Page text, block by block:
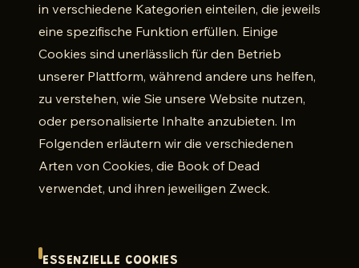
in verschiedene Kategorien einteilen, die jeweils
eine spezifische Funktion erfüllen. Einige
Cookies sind unerlässlich für den Betrieb
unserer Plattform, während andere uns helfen,
zu verstehen, wie Sie unsere Website nutzen,
oder personalisierte Inhalte anzubieten. Im
Folgenden erläutern wir die verschiedenen
Arten von Cookies, die Book of Dead
verwendet, und ihren jeweiligen Zweck.
ESSENZIELLE COOKIES